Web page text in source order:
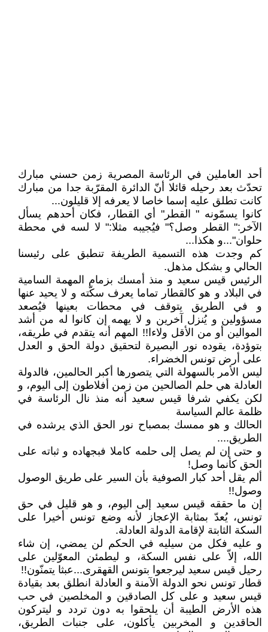
أحد العاملين في الرئاسة المصرية زمن حسني مبارك
تحدّث بعد رحيله قائلا أنّ الدائرة المقرّبة جدا من مبارك
كانت تطلق عليه إسما خاصا لا يعرفه إلا قليلون...
كانوا يسمّونه " القطر" أي القطار، فكان أحدهم يسأل
الآخر:" القطر وصل؟" فيُجيبه مثلا:" لا لسه في محطة
حلوان"...و هكذا...
كم وجدت هذه التسمية الطريفة تنطبق على رئيسنا
الحالي و بشكل مذهل.
الرئيس قيس سعيد و منذ أمسك بزمام المهمة السامية
في البلاد و هو كالقطار تماما يعرف سكّته و لا يحيد عنها
و في الطريق يتوقف في محطات بعينها فيُصعد
مسؤولين و يُنزل آخرين و لا يهمه إن كانوا له من أشد
الموالين أو من الأقل ولاءا!! المهم أنه يتقدم في طريقه،
بتوؤدة، يقوده نور البصيرة لتحقيق دولة الحق و العدل
على أرض تونس الخضراء.
ليس الأمر بالسهولة التي يتصورها أكبر الحالمين، فالدولة
العادلة هي حلم الصالحين من زمن أفلاطون إلى اليوم، و
لكن يكفي شرفا قيس سعيد أنه منذ نال الرئاسة في
ظلمة عالم السياسة
الحالك و هو ممسك بمصباح نور الحق الذي يرشده في
الطريق....
و حتى إن لم يصل إلى حلمه كاملا فبجهاده و ثباته على
الحق كأنما وصل!
ألم يقل أحد كبار الصوفية بأن السير على طريق الوصول
وصول!!
إن ما حققه قيس سعيد إلى اليوم، و هو قليل في حق
تونس، يُعدّ بمثابة الإعجاز لأنه وضع تونس أخيرا على
السكة الثابتة لإقامة الدولة العادلة.
و عليه فكل من سيليه في الحكم لن يمضي، إن شاء
الله، إلاّ على نفس السكة، و ليطمئن المعوّلين على
رحيل قيس سعيد ليرجعوا بتونس القهقرى...عبثا يتمنّون!!
قطار تونس نحو الدولة الآمنة و العادلة انطلق بعد بقيادة
قيس سعيد و على كل الصادقين و المخلصين في حب
هذه الأرض الطيبة أن يلحقوا به دون تردد و ليتركون
الحاقدين و المخربين يأكلون، على جنبات الطريق،